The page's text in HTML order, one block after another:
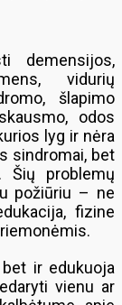
demensijos,
vidurių
šlapimo
odos
lyg ir nėra
sindromai, bet
Šių problemų
požiūriu – ne
fizine
ir edukuoja
vienu ar